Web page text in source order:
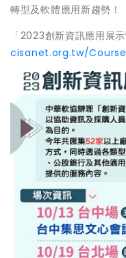
轉型及軟體應用新趨勢！
「2023創新資訊應用展
cisanet.org.tw/